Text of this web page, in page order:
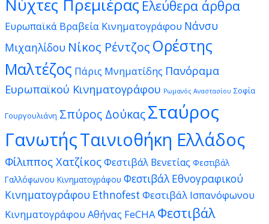
Νύχτες Πρεμιέρας Ελεύθερα άρθρα
Ευρωπαϊκά Βραβεία Κινηματογράφου Νάνσυ
Μιχαηλίδου Νίκος Ρέντζος Ορέστης
Μαλτέζος Πάρις Μνηματίδης Πανόραμα
Ευρωπαϊκού Κινηματογράφου Ρωμανός Αναστασίου Σοφία
Γουργουλιάνη Σπύρος ΔούκαςΣταύρος
ΓανωτήςΤαινιοθήκη Ελλάδος
Φίλιππος ΧατζίκοςΦεστιβάλ Βενετίας Φεστιβάλ
Γαλλόφωνου Κινηματογράφου Φεστιβάλ Εθνογραφικού
Κινηματογράφου Ethnofest Φεστιβάλ Ισπανόφωνου
Κινηματογράφου Αθήνας FeCHA Φεστιβάλ